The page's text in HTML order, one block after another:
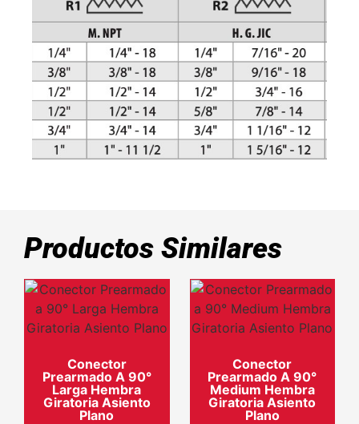
Productos Similares
Conector
Prearmado A 90°
Larga Hembra
Giratoria Asiento
Plano
Conector
Prearmado A 90°
Medium Hembra
Giratoria Asiento
Plano